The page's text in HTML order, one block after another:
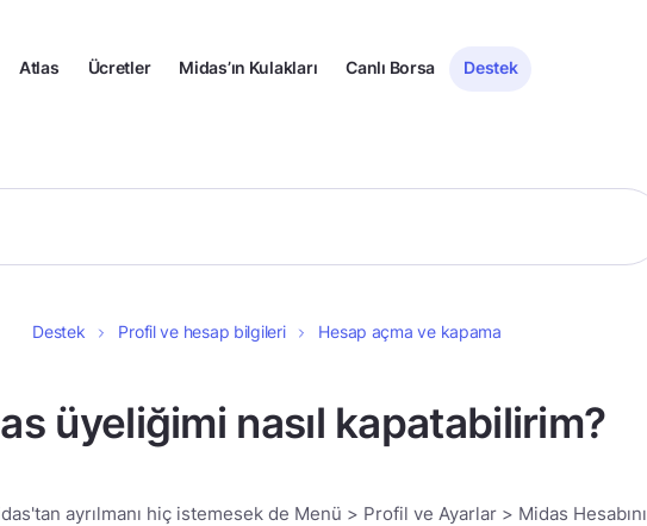
Atlas Ücretler Midas’ın Kulakları Canlı Borsa Destek
Destek Profil ve hesap bilgileri Hesap açma ve kapama
üyeliğimi nasıl kapatabilirim?
ayrılmanı hiç istemesek de Menü > Profil ve Ayarlar > Midas Hesabını